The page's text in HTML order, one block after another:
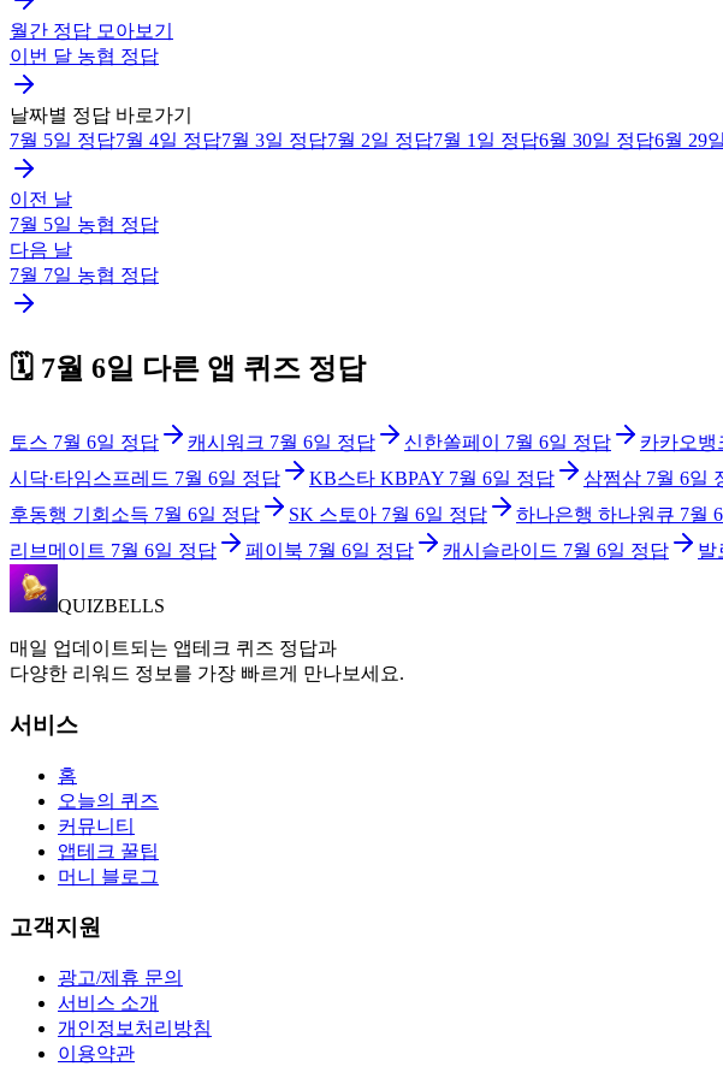
월간 정답 모아보기
이번 달 농협 정답
날짜별 정답 바로가기
7월 5일 정답7월 4일 정답7월 3일 정답7월 2일 정답7월 1일 정답6월 30일 정답6월 29일
이전 날
7월 5일 농협 정답
다음 날
7월 7일 농협 정답
🗓️ 7월 6일 다른 앱 퀴즈 정답
토스 7월 6일 정답 캐시워크 7월 6일 정답 신한쏠페이 7월 6일 정답 카카오뱅
시닥·타임스프레드 7월 6일 정답 KB스타 KBPAY 7월 6일 정답 삼쩜삼 7월 6일
후동행 기회소득 7월 6일 정답 SK 스토아 7월 6일 정답 하나은행 하나원큐 7월
리브메이트 7월 6일 정답 페이북 7월 6일 정답 캐시슬라이드 7월 6일 정답 발
QUIZBELLS
매일 업데이트되는 앱테크 퀴즈 정답과
다양한 리워드 정보를 가장 빠르게 만나보세요.
서비스
홈
오늘의 퀴즈
커뮤니티
앱테크 꿀팁
머니 블로그
고객지원
광고/제휴 문의
서비스 소개
개인정보처리방침
이용약관